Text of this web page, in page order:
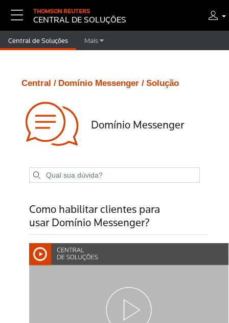
THOMSON REUTERS
CENTRAL DE SOLUÇÕES
Central de Soluções Mais
Central / Domínio Messenger / Solução
Domínio Messenger
Como habilitar clientes para
usar Domínio Messenger?